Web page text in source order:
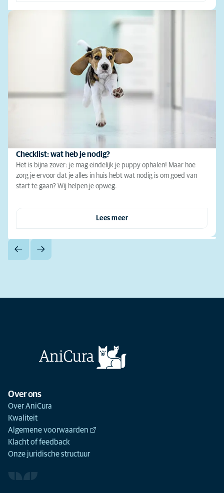
Checklist: wat heb je nodig?
Het is bijna zover: je mag eindelijk je puppy ophalen! Maar hoe
zorg je ervoor dat je alles in huis hebt wat nodig is om goed van
start te gaan? Wij helpen je opweg.
Lees meer
Over ons
Over AniCura
Kwaliteit
Algemene voorwaarden
Klacht of feedback
Onze juridische structuur